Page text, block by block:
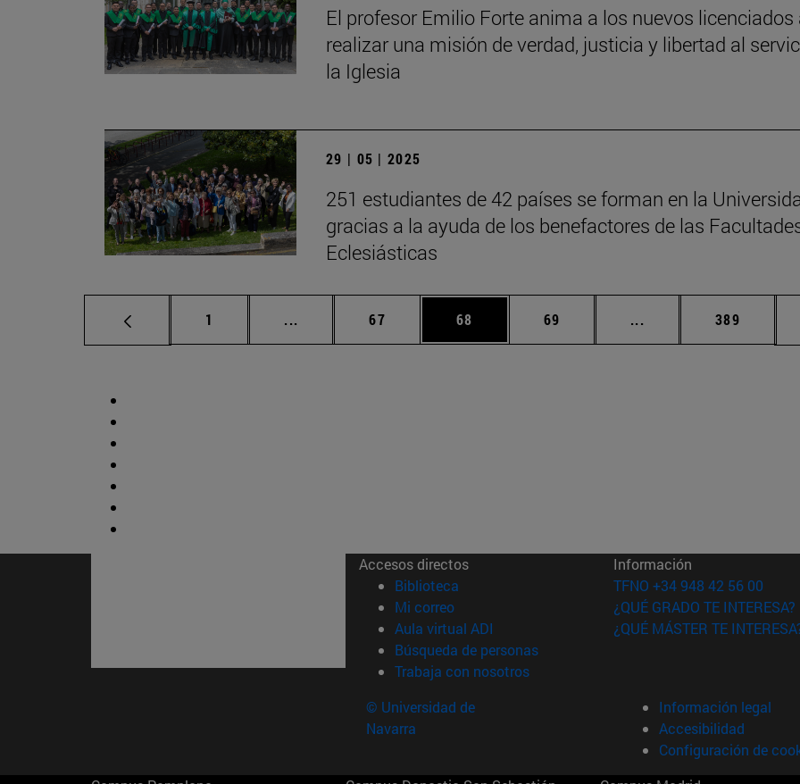
El profesor Emilio Forte anima a los nuevos licenciados
realizar una misión de verdad, justicia y libertad al
la Iglesia
29 | 05 | 2025
251 estudiantes de 42 países se forman en la
gracias a la ayuda de los benefactores de las
Eclesiásticas
Página
1 ... Páginas intermedias Use TAB para desplazarse.
Página
67 Página
68 Página
69 ... Páginas intermedias
Página
389
Accesos directos
Biblioteca (abre en nueva ventana)
Mi correo(abre en nueva ventana)
Aula virtual ADI (abre en nueva ventana)
Búsqueda de personas(abre en nueva ventana)
Trabaja con nosotros(abre en nueva ventana)
Información
TFNO +34 948 42 56 00
¿QUÉ GRADO TE INTERESA?
¿QUÉ MÁSTER TE
© Universidad de
Navarra
Información legal
Accesibilidad
Configuración de